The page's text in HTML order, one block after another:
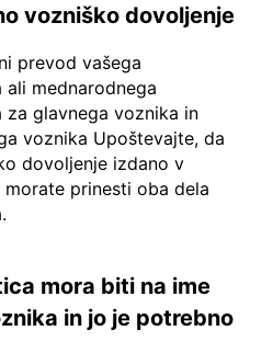
vozniško dovoljenje
prevod vašega
mednarodnega
glavnega voznika in
voznika Upoštevajte, da
dovoljenje izdano v
prinesti oba dela
mora biti na ime
in jo je potrebno